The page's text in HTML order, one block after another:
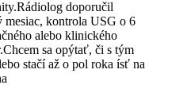
doporučil
mesiac, kontrola USG o 6
alebo klinického
sa opýtať, či s tým
stačí až o pol roka ísť na